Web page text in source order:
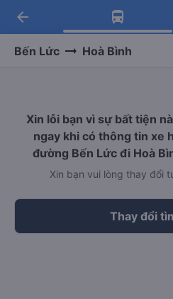
Tải app Vexere
Nhận ưu đãi thành
Tải app Vexere
-30k/ghế khi đặt vé
arrow_back
Bến Lức Hoà Bình
Xin lỗi bạn vì sự bất tiện
ngay khi có thông tin xe
đường Bến Lức đi Hoà
Xin bạn vui lòng thay đổi
Thay đổi